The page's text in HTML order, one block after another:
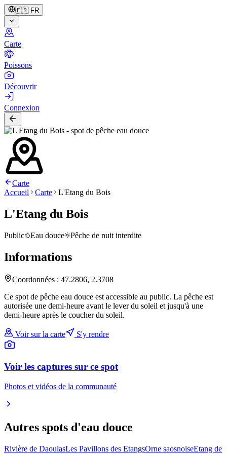
🇫🇷 FR
Carte
Poissons
Découvrir
Connexion
Carte
Accueil
Carte L'Etang du Bois
L'Etang du Bois
Public Eau douce Pêche de nuit interdite
Informations
Coordonnées : 47.2806, 2.3708
Ce spot de pêche eau douce est accessible au public. La pêche est
autorisée une demi-heure avant le lever du soleil et jusqu'à une
demi-heure après le coucher du soleil.
Voir sur la carte S'y rendre
Voir les captures sur ce spot
Photos et vidéos de la communauté
Autres spots d'eau douce
Rivière de DaoulasLes Pavillons des EtangsOrne saosnoiseEtang de